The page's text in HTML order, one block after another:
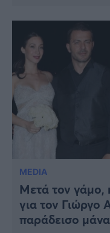
MEDIA
Μετά τον γάμο,
για τον Γιώργο
παράδεισο